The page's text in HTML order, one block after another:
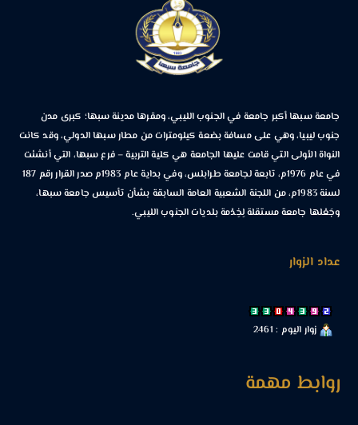
جامعة سبها أكبر جامعة في الجنوب الليبي، ومقرها مدينة سبها؛ كبرى مدن
جنوب ليبيا، وهي على مسافة بضعة كيلومترات من مطار سبها الدولي، وقد كانت
النواة الأولى التي قامت عليها الجامعة هي كلية التربية – فرع سبها، التي أنشئت
في عام 1976م، تابعة لجامعة طرابلس، وفي بداية عام 1983م صدر القرار رقم 187
لسنة 1983م، من اللجنة الشعبية العامة السابقة بشأن تأسيس جامعة سبها،
وجَعْلها جامعة مستقلة لِخِدْمة بلديات الجنوب الليبي.
عداد الزوار
زوار اليوم : 2461
روابط مهمة